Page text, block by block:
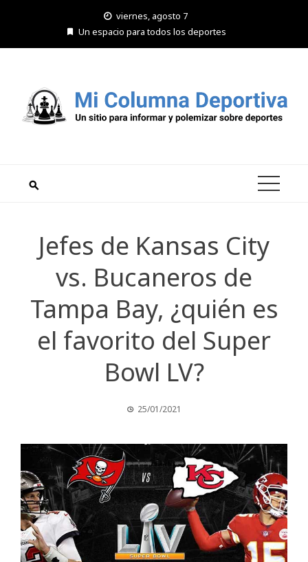
viernes, agosto 7
Un espacio para todos los deportes
Jefes de Kansas City
vs. Bucaneros de
Tampa Bay, ¿quién es
el favorito del Super
Bowl LV?
25/01/2021